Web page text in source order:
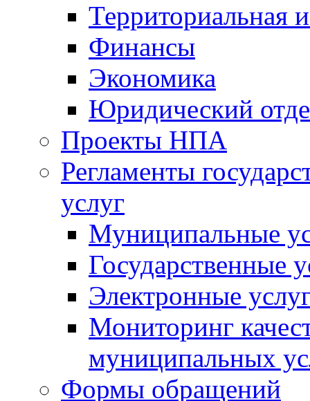
Территориальная
Финансы
Экономика
Юридический
Проекты НПА
Регламенты
услуг
Муниципальные
Государственные
Электронные
Мониторинг
муниципальных
Формы обращений